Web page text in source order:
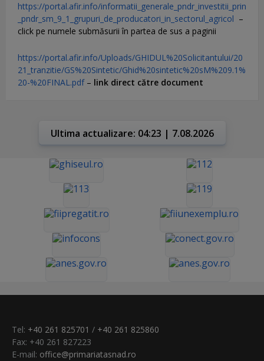
https://portal.afir.info/informatii_generale_pndr_investitii_prin
_pndr_sm_9_1_grupuri_de_producatori_in_sectorul_agricol –
click pe numele submăsurii în partea de sus a paginii
https://portal.afir.info/Uploads/GHIDUL%20Solicitantului/20
21_tranzitie/GS%20Sintetic/Ghid%20sintetic%20sM%209.1%
20-%20FINAL.pdf– link direct către document
Ultima actualizare: 04:23 | 7.08.2026
Tel: +40 261 825701 / +40 261 825860
Fax: +40 261 827223
E-mail: office@primariatasnad.ro